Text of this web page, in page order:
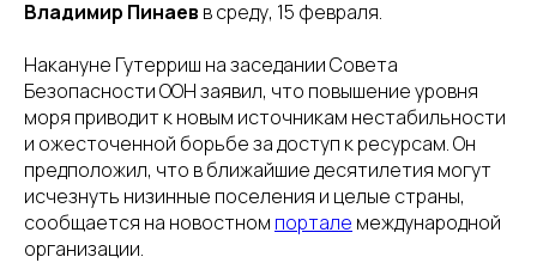
Владимир Пинаев в среду, 15 февраля.
Накануне Гутерриш на заседании Совета
Безопасности ООН заявил, что повышение уровня
моря приводит к новым источникам нестабильности
и ожесточенной борьбе за доступ к ресурсам. Он
предположил, что в ближайшие десятилетия могут
исчезнуть низинные поселения и целые страны,
сообщается на новостном портале международной
организации.